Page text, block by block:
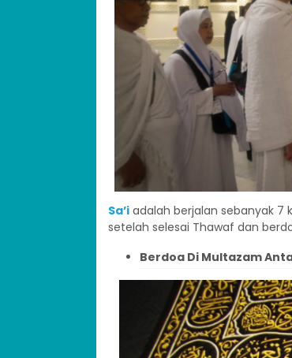
Sa’i adalah berjalan sebanyak 7
setelah selesai Thawaf dan
Berdoa Di Multazam